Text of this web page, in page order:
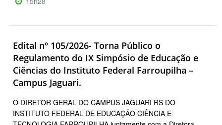
Edital nº 105/2026- Torna Público o
Regulamento do IX Simpósio de Educação e
Ciências do Instituto Federal Farroupilha –
Campus Jaguari.
O DIRETOR GERAL DO CAMPUS JAGUARI RS DO
INSTITUTO FEDERAL DE EDUCAÇÃO CIÊNCIA E